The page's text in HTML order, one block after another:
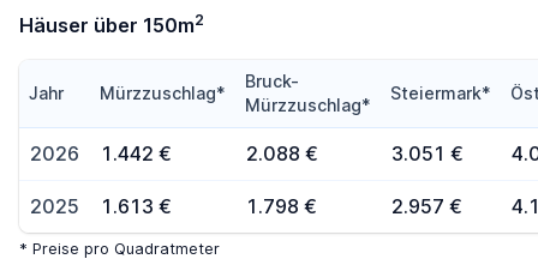
Häuser über 150m2
Jahr Mürzzuschlag*
Bruck-
Mürzzuschlag*
Steiermark*
2026 1.442 € 2.088 € 3.051 €
2025 1.613 € 1.798 € 2.957 €
* Preise pro Quadratmeter